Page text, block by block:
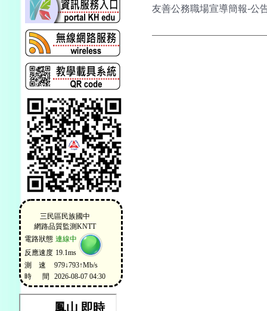
友善公務職場宣導簡報-公